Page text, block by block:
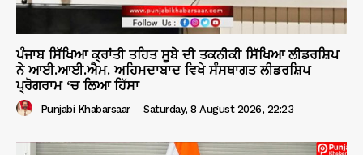
ਪੰਜਾਬ ਸਿੱਖਿਆ ਕ੍ਰਾਂਤੀ ਤਹਿਤ ਸੂਬੇ ਦੀ ਤਕਨੀਕੀ ਸਿੱਖਿਆ ਲੀਡਰਸ਼ਿਪ
ਨੇ ਆਈ.ਆਈ.ਐਮ. ਅਹਿਮਦਾਬਾਦ ਵਿਖੇ ਸੰਸਥਾਗਤ ਲੀਡਰਸ਼ਿਪ
ਪ੍ਰੋਗਰਾਮ ‘ਚ ਲਿਆ ਹਿੱਸਾ
Punjabi Khabarsaar - Saturday, 8 August 2026, 22:23